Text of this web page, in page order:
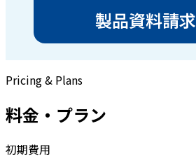
製品資料請求
Pricing & Plans
料金・プラン
初期費用